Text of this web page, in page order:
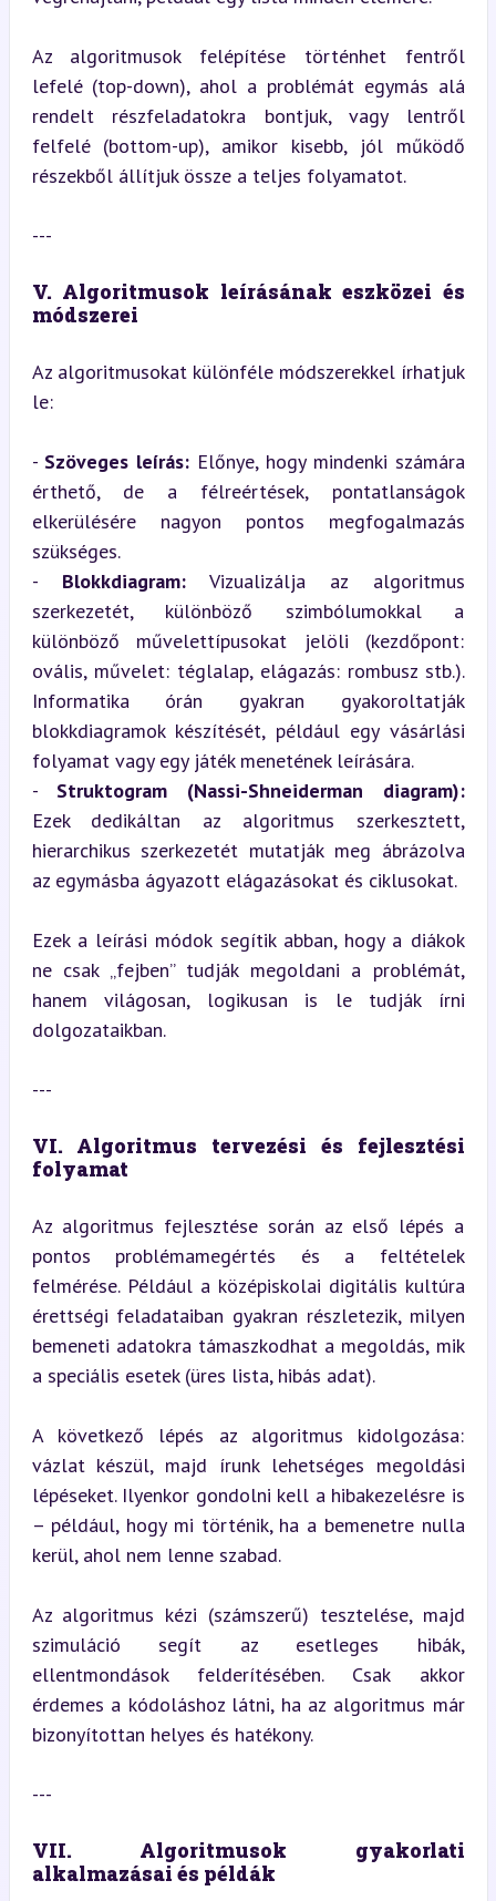
Az algoritmusok felépítése történhet fentről
lefelé (top-down), ahol a problémát egymás alá
rendelt részfeladatokra bontjuk, vagy lentről
felfelé (bottom-up), amikor kisebb, jól működő
részekből állítjuk össze a teljes folyamatot.
---
V. Algoritmusok leírásának eszközei és
módszerei
Az algoritmusokat különféle módszerekkel írhatjuk
le:
- Szöveges leírás: Előnye, hogy mindenki számára
érthető, de a félreértések, pontatlanságok
elkerülésére nagyon pontos megfogalmazás
szükséges.
- Blokkdiagram: Vizualizálja az algoritmus
szerkezetét, különböző szimbólumokkal a
különböző művelettípusokat jelöli (kezdőpont:
ovális, művelet: téglalap, elágazás: rombusz stb.).
Informatika órán gyakran gyakoroltatják
blokkdiagramok készítését, például egy vásárlási
folyamat vagy egy játék menetének leírására.
- Struktogram (Nassi-Shneiderman diagram):
Ezek dedikáltan az algoritmus szerkesztett,
hierarchikus szerkezetét mutatják meg ábrázolva
az egymásba ágyazott elágazásokat és ciklusokat.
Ezek a leírási módok segítik abban, hogy a diákok
ne csak „fejben” tudják megoldani a problémát,
hanem világosan, logikusan is le tudják írni
dolgozataikban.
---
VI. Algoritmus tervezési és fejlesztési
folyamat
Az algoritmus fejlesztése során az első lépés a
pontos problémamegértés és a feltételek
felmérése. Például a középiskolai digitális kultúra
érettségi feladataiban gyakran részletezik, milyen
bemeneti adatokra támaszkodhat a megoldás, mik
a speciális esetek (üres lista, hibás adat).
A következő lépés az algoritmus kidolgozása:
vázlat készül, majd írunk lehetséges megoldási
lépéseket. Ilyenkor gondolni kell a hibakezelésre is
– például, hogy mi történik, ha a bemenetre nulla
kerül, ahol nem lenne szabad.
Az algoritmus kézi (számszerű) tesztelése, majd
szimuláció segít az esetleges hibák,
ellentmondások felderítésében. Csak akkor
érdemes a kódoláshoz látni, ha az algoritmus már
bizonyítottan helyes és hatékony.
---
VII. Algoritmusok gyakorlati
alkalmazásai és példák